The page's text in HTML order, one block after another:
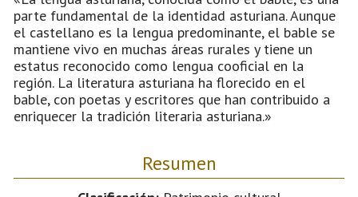
parte fundamental de la identidad asturiana. Aunque
el castellano es la lengua predominante, el bable se
mantiene vivo en muchas áreas rurales y tiene un
estatus reconocido como lengua cooficial en la
región. La literatura asturiana ha florecido en el
bable, con poetas y escritores que han contribuido a
enriquecer la tradición literaria asturiana.»
Resumen